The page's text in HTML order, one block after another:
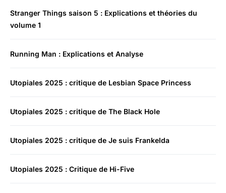
Stranger Things saison 5 : Explications et théories du
volume 1
Running Man : Explications et Analyse
Utopiales 2025 : critique de Lesbian Space Princess
Utopiales 2025 : critique de The Black Hole
Utopiales 2025 : critique de Je suis Frankelda
Utopiales 2025 : Critique de Hi-Five